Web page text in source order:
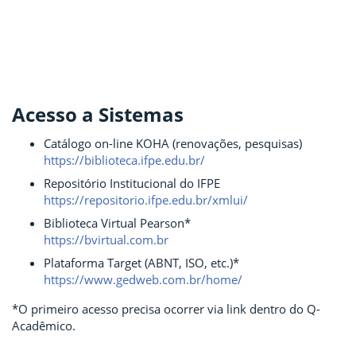
Acesso a Sistemas
Catálogo on-line KOHA (renovações, pesquisas)
https://biblioteca.ifpe.edu.br/
Repositório Institucional do IFPE
https://repositorio.ifpe.edu.br/xmlui/
Biblioteca Virtual Pearson*
https://bvirtual.com.br
Plataforma Target (ABNT, ISO, etc.)*
https://www.gedweb.com.br/home/
*O primeiro acesso precisa ocorrer via link dentro do Q-
Acadêmico.